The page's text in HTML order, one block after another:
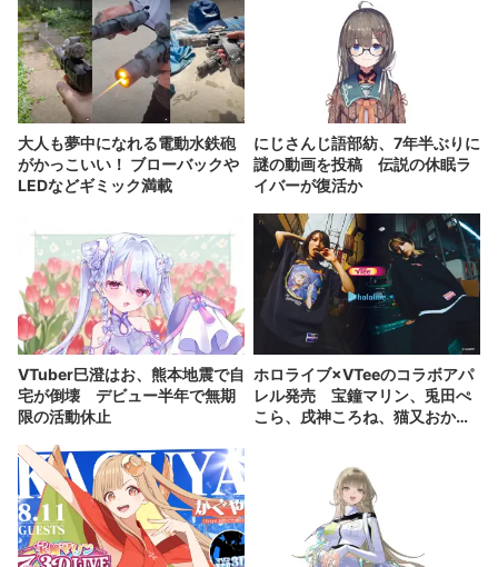
大人も夢中になれる電動水鉄砲
がかっこいい！ ブローバックや
LEDなどギミック満載
にじさんじ語部紡、7年半ぶりに
謎の動画を投稿 伝説の休眠ラ
イバーが復活か
VTuber巳澄はお、熊本地震で自
宅が倒壊 デビュー半年で無期
限の活動休止
ホロライブ×VTeeのコラボアパ
レル発売 宝鐘マリン、兎田ぺ
こら、戌神ころね、猫又おかゆ